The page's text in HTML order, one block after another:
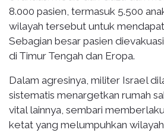
8.000 pasien, termasuk 5.500
wilayah tersebut untuk
Sebagian besar pasien
di Timur Tengah dan Eropa.
Dalam agresinya, militer Israel
sistematis menargetkan rumah
vital lainnya, sembari
ketat yang melumpuhkan wilayah